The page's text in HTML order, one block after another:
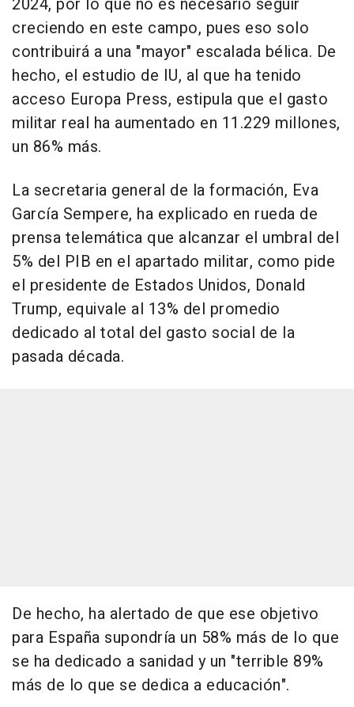
2024, por lo que no es necesario seguir
creciendo en este campo, pues eso solo
contribuirá a una "mayor" escalada bélica. De
hecho, el estudio de IU, al que ha tenido
acceso Europa Press, estipula que el gasto
militar real ha aumentado en 11.229 millones,
un 86% más.
La secretaria general de la formación, Eva
García Sempere, ha explicado en rueda de
prensa telemática que alcanzar el umbral del
5% del PIB en el apartado militar, como pide
el presidente de Estados Unidos, Donald
Trump, equivale al 13% del promedio
dedicado al total del gasto social de la
pasada década.
De hecho, ha alertado de que ese objetivo
para España supondría un 58% más de lo que
se ha dedicado a sanidad y un "terrible 89%
más de lo que se dedica a educación".